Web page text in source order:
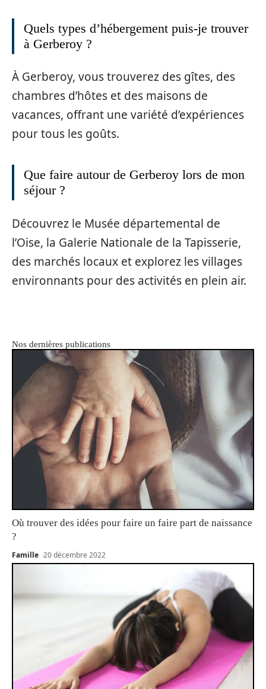
Quels types d’hébergement puis-je trouver
à Gerberoy ?
À Gerberoy, vous trouverez des gîtes, des
chambres d’hôtes et des maisons de
vacances, offrant une variété d’expériences
pour tous les goûts.
Que faire autour de Gerberoy lors de mon
séjour ?
Découvrez le Musée départemental de
l’Oise, la Galerie Nationale de la Tapisserie,
des marchés locaux et explorez les villages
environnants pour des activités en plein air.
Nos dernières publications
Où trouver des idées pour faire un faire part de naissance
?
Famille 20 décembre 2022